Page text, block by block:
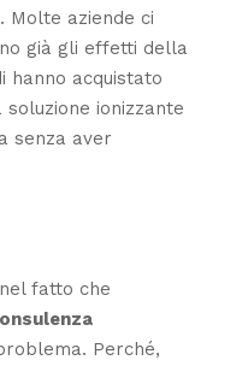
Molte aziende ci
già gli effetti della
hanno acquistato
ionizzante
senza aver
fatto che
Perché,